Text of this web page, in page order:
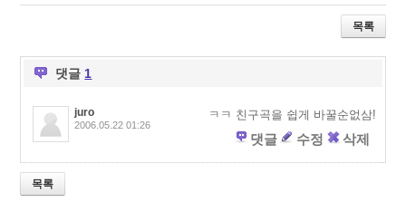
wi
er
ac
e
b
eli
ci
o
목록
댓글 1
juro
2006.05.22 01:26
ㅋㅋ 친구곡을 쉽게 바꿀순없삼!
댓글 수정 삭제
목록